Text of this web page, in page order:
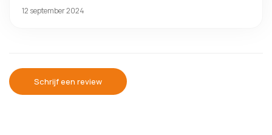
12 september 2024
Schrijf een review